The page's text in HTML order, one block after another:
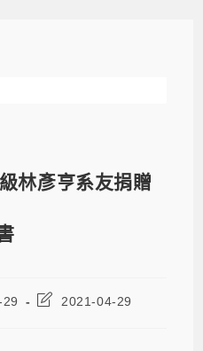
林彥亨系友捐贈
2021-04-29